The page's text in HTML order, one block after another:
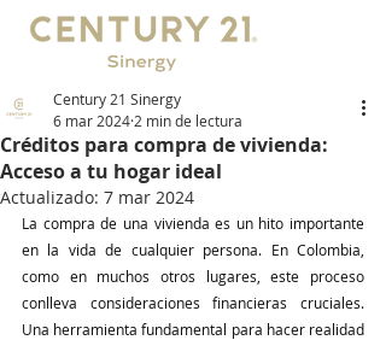
Créditos para compra de vivienda:
Acceso a tu hogar ideal
Century 21 Sinergy
6 mar 2024 2 min de lectura
Actualizado: 7 mar 2024
La compra de una vivienda es un hito importante
en la vida de cualquier persona. En Colombia,
como en muchos otros lugares, este proceso
conlleva consideraciones financieras cruciales.
Una herramienta fundamental para hacer realidad